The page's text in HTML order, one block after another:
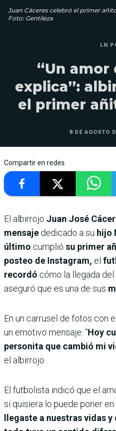
Juan Cáceres celebró el primer
Foto: Gentileza
LN
“Un amor
explica”:
el primer
8 DE AGOSTO
Compartir en redes
El albirrojo Juan José
mensaje dedicado a su hijo
último cumplió su primer
posteo de Instagram, el
recordó cómo la llegada
aseguró que es una de sus
En un carrusel de fotos con
un emotivo mensaje. “Hoy
personita que cambió mi
el albirrojo.
El futbolista indicó que el
si quisiera lo puede poner en
llegaste a nuestras vidas